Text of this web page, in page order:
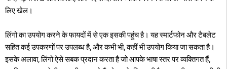
लिए खेल।
लिंगो का उपयोग करने के फायदों में से एक इसकी पहुंच है। यह स्मार्टफोन और टैबलेट
सहित कई उपकरणों पर उपलब्ध है, और कभी भी, कहीं भी उपयोग किया जा सकता है।
इसके अलावा, लिंगो ऐसे सबक प्रदान करता है जो आपके भाषा स्तर पर व्यक्तिगत हैं,